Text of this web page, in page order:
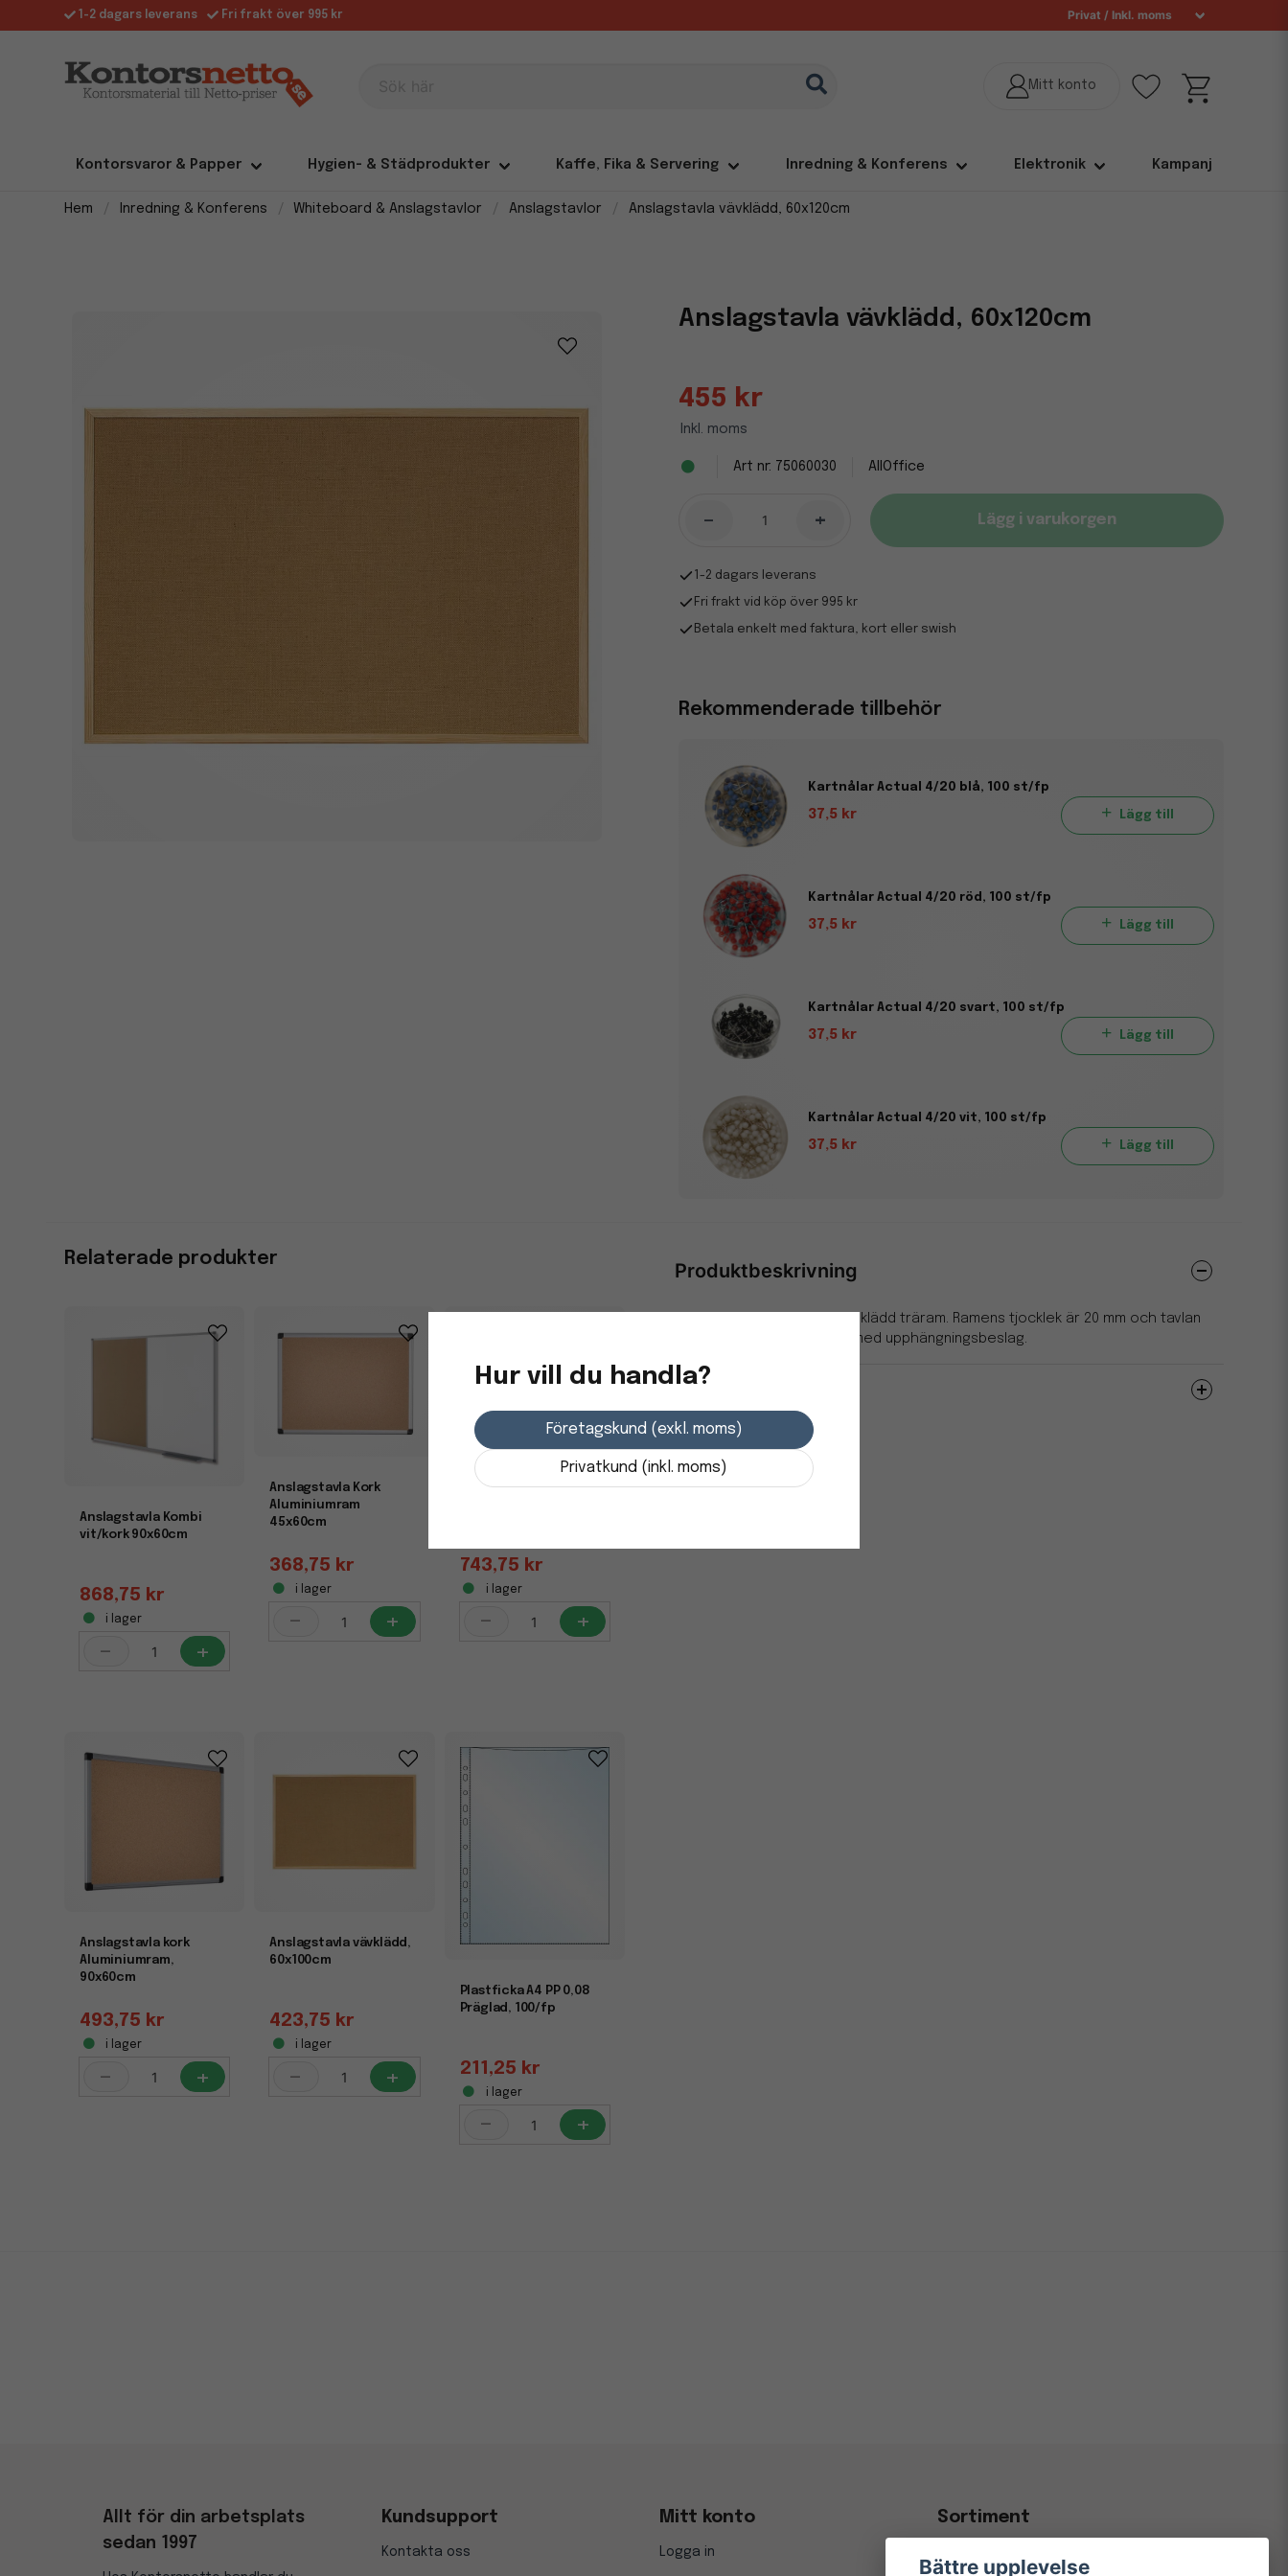
1-2 dagars leverans Fri frakt över 995 kr
Kontorsvaror & Papper Hygien- & Städprodukter Kaffe, Fika & Servering Inredning & Konferens Elektronik Kampanj
Hem Inredning & Konferens Whiteboard & Anslagstavlor Anslagstavlor Anslagstavla vävklädd, 60x120cm
Anslagstavla vävklädd, 60x120cm
455 kr
Inkl. moms
75060030 AllOffice
- + Lägg i varukorgen
1-2 dagars leverans
Fri frakt vid köp över 995 kr
Betala enkelt med faktura, kort eller swish
Rekommenderade tillbehör
Kartnålar Actual 4/20 blå, 100 st/fp
37,5 kr Lägg till
Kartnålar Actual 4/20 röd, 100 st/fp
37,5 kr Lägg till
Kartnålar Actual 4/20 svart, 100 st/fp
37,5 kr Lägg till
Kartnålar Actual 4/20 vit, 100 st/fp
37,5 kr Lägg till
Relaterade produkter
Anslagstavla Kombi
vit/kork 90x60cm
868,75 kr
i lager
- +
Anslagstavla Kork
Aluminiumram
45x60cm
368,75 kr
i lager
- +
Anslagstavla kork
743,75 kr
i lager
- +
Anslagstavla kork
Aluminiumram,
90x60cm
493,75 kr
i lager
- +
Anslagstavla vävklädd,
60x100cm
423,75 kr
i lager
- +
Plastficka A4 PP 0,08
Präglad, 100/fp
211,25 kr
i lager
- +
Produktbeskrivning
Anslagstavla i väv med folieklädd träram. Ramens tjocklek är 20 mm och tavlan
är 13 mm tjock. Levereras med upphängningsbeslag.
Specifikation
Egenskaper
Höjd
Hur vill du handla?
Företagskund (exkl. moms)
Privatkund (inkl. moms)
Allt för din arbetsplats
sedan 1997
Kundsupport
Kontakta oss
Mitt konto
Logga in
Sortiment
Bättre upplevelse